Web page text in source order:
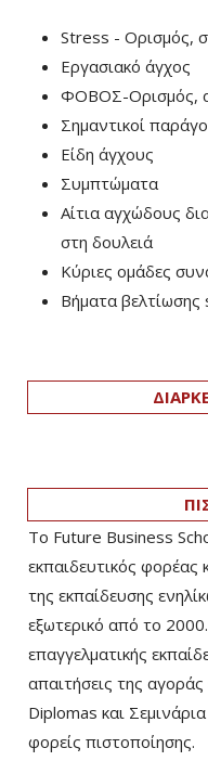
Stress - Ορισμός,
Εργασιακό άγχος
ΦΟΒΟΣ-Ορισμός,
Σημαντικοί
Είδη άγχους
Συμπτώματα
Αίτια αγχώδους
στη δουλειά
Κύριες ομάδες
Βήματα
Το Future Business
εκπαιδευτικός φορέας
της εκπαίδευσης
εξωτερικό από το
επαγγελματικής
απαιτήσεις της
Diplomas και
φορείς πιστοποίησης.